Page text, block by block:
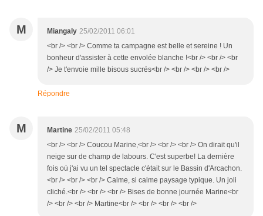
M Miangaly 25/02/2011 06:01
<br /> <br /> Comme ta campagne est belle et sereine ! Un
bonheur d'assister à cette envolée blanche !<br /> <br /> <br
/> Je t'envoie mille bisous sucrés<br /> <br /> <br /> <br />
Répondre
M Martine 25/02/2011 05:48
<br /> <br /> Coucou Marine,<br /> <br /> <br /> On dirait qu'il
neige sur de champ de labours. C'est superbe! La dernière
fois où j'ai vu un tel spectacle c'était sur le Bassin d'Arcachon.
<br /> <br /> <br /> Calme, si calme paysage typique. Un joli
cliché.<br /> <br /> <br /> Bises de bonne journée Marine<br
/> <br /> <br /> Martine<br /> <br /> <br /> <br />